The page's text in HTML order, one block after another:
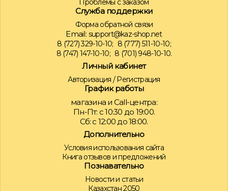
Проблемы с заказом
Служба поддержки
Форма обратной связи
Email: support@kaz-shop.net
8 (727) 329-10-10; 8 (777) 511-10-10;
8 (747) 147-10-10; 8 (701) 948-10-10.
Личный кабинет
Авторизация /Регистрация
График работы
магазина и Call-центра:
Пн-Пт: с 10:30 до 19:00.
Сб: с 12:00 до 18:00.
Дополнительно
Условия использования сайта
Книга отзывов и предложений
Познавательно
Новости и статьи
Казахстан 2050